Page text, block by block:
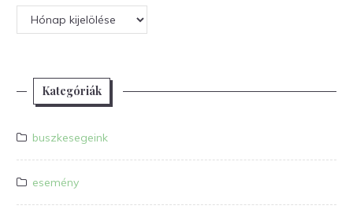
Archívum
Kategóriák
buszkesegeink
esemény